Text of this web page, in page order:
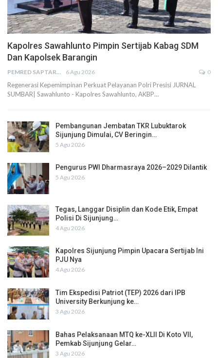
Kapolres Sawahlunto Pimpin Sertijab Kabag SDM
Dan Kapolsek Barangin
PEMRED SAPTARIUS 6 Agu 2026 0
Regenerasi Kepemimpinan Perkuat Pelayanan Polri Presisi JURNAL
SUMBAR| Sawahlunto - Kapolres Sawahlunto, AKBP…
Pembangunan Jembatan TKR Lubuktarok
Sijunjung Dimulai, CV Beringin…
5 Agu 2026
Pengurus PWI Dharmasraya 2026–2029 Dilantik
5 Agu 2026
Tegas, Langgar Disiplin dan Kode Etik, Empat
Polisi Di Sijunjung…
4 Agu 2026
Kapolres Sijunjung Pimpin Upacara Sertijab Ini
PJU Nya
4 Agu 2026
Tim Ekspedisi Patriot (TEP) 2026 dari IPB
University Berkunjung ke…
3 Agu 2026
Bahas Pelaksanaan MTQ ke-XLII Di Koto VII,
Pemkab Sijunjung Gelar…
3 Agu 2026